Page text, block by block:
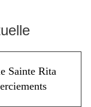
Sainte Rita